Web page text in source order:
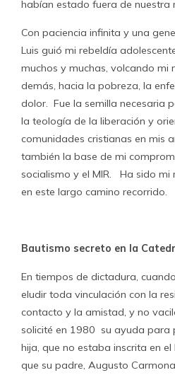
habían estado fuera de nuestra
Con paciencia infinita y una
Luis guió mi rebeldía
muchos y muchas, volcando mi
demás, hacia la pobreza, la
dolor. Fue la semilla necesaria
la teología de la liberación y
comunidades cristianas en mis
también la base de mi
socialismo y el MIR. Ha sido
en este largo camino recorrido.
Bautismo secreto en la
En tiempos de dictadura,
eludir toda vinculación con la
contacto y la amistad, y no
solicité en 1980 su ayuda para
hija, que no estaba inscrita en
que su padre, Augusto